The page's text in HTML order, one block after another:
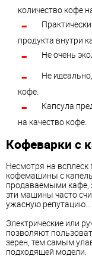
количество кофе
продукта внутри
Не очень
Не
кофе.
Капсула
на качество кофе.
Кофеварки с
Несмотря на всплеск
кофемашины с
продаваемыми кафе,
эти машины часто
ужасную
Электрические или
позволяют
зерен, тем самым
подходящей модели.